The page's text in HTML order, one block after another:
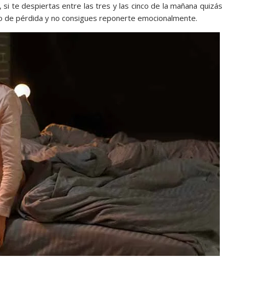
te despiertas entre las tres y las cinco de la mañana quizás
pérdida y no consigues reponerte emocionalmente.